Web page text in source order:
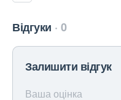
Відгуки 0
Залишити відгук
Ваша оцінка